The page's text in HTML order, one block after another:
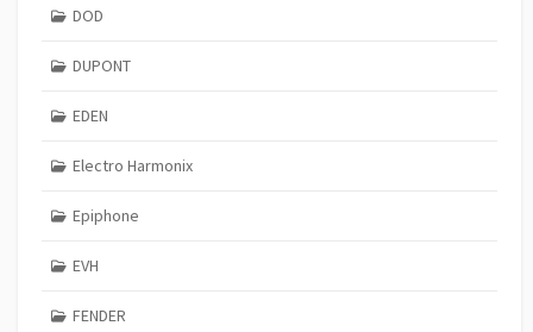
DOD
DUPONT
EDEN
Electro Harmonix
Epiphone
EVH
FENDER